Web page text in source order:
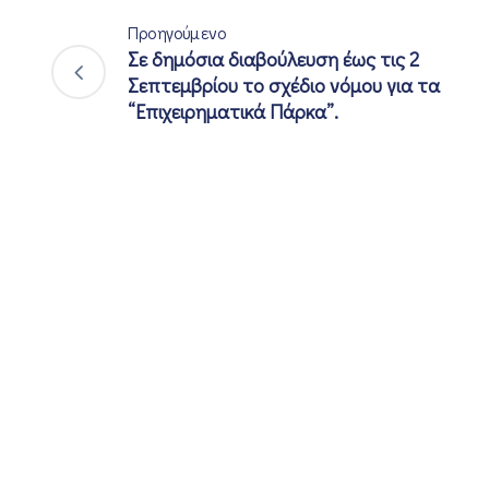
Προηγούμενο
Σε δημόσια διαβούλευση έως τις 2
Σεπτεμβρίου το σχέδιο νόμου για τα
“Επιχειρηματικά Πάρκα”.